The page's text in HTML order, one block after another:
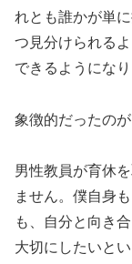
れとも誰かが単
つ見分けられる
できるようになり
象徴的だったの
男性教員が育休
ません。僕自身
も、自分と向き
大切にしたいと